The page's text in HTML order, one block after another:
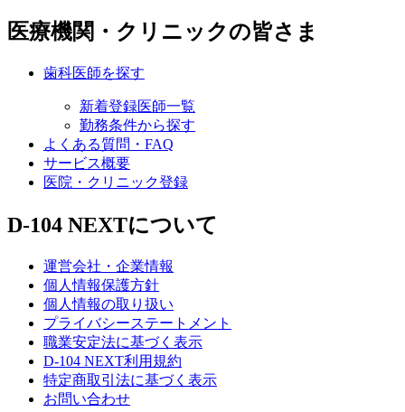
医療機関・クリニックの皆さま
歯科医師を探す
新着登録医師一覧
勤務条件から探す
よくある質問・FAQ
サービス概要
医院・クリニック登録
D-104 NEXTについて
運営会社・企業情報
個人情報保護方針
個人情報の取り扱い
プライバシーステートメント
職業安定法に基づく表示
D-104 NEXT利用規約
特定商取引法に基づく表示
お問い合わせ